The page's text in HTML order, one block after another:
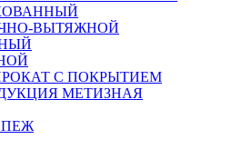
ВЫТЯЖНОЙ
С ПОКРЫТИЕМ
МЕТИЗНАЯ